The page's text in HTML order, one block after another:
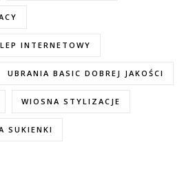
INTERNETOWY
UBRANIA BASIC DOBREJ JAKOŚCI
WIOSNA STYLIZACJE
SUKIENKI